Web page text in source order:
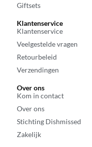
Giftsets
Klantenservice
Klantenservice
Veelgestelde vragen
Retourbeleid
Verzendingen
Over ons
Kom in contact
Over ons
Stichting Dishmissed
Zakelijk